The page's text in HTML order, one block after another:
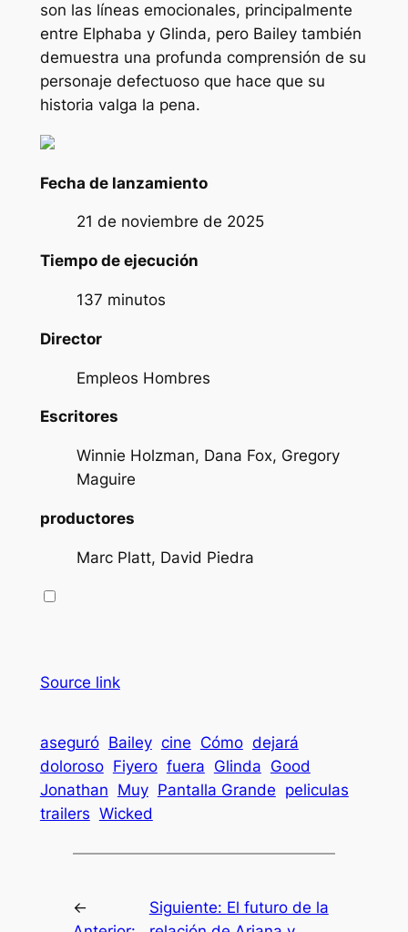
son las líneas emocionales, principalmente
entre Elphaba y Glinda, pero Bailey también
demuestra una profunda comprensión de su
personaje defectuoso que hace que su
historia valga la pena.
Fecha de lanzamiento
21 de noviembre de 2025
Tiempo de ejecución
137 minutos
Director
Empleos Hombres
Escritores
Winnie Holzman, Dana Fox, Gregory
Maguire
productores
Marc Platt, David Piedra
Source link
aseguró Bailey cine Cómo dejará
doloroso Fiyero fuera Glinda Good
Jonathan Muy Pantalla Grande peliculas
trailers Wicked
←
Siguiente: El futuro de la